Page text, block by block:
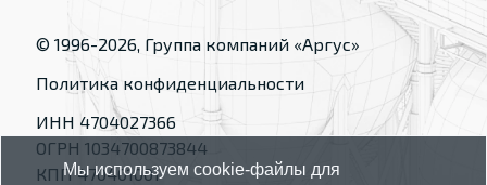
© 1996-2026, Группа компаний «Аргус»
Политика конфиденциальности
ИНН 4704027366
ОГРН 1034700873844
КПП 470401001
Мы используем cookie-файлы для